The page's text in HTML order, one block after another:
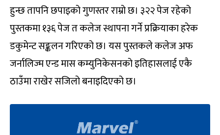
हुन्छ तापनि छपाइको गुणस्तर राम्रो छ। ३२२ पेज रहेको
पुस्तकमा १३६ पेज त कलेज स्थापना गर्ने प्रक्रियाका हरेक
डकुमेन्ट सङ्कलन गरिएको छ। यस पुस्तकले कलेज अफ
जर्नालिज्म एन्ड मास कम्युनिकेसनको इतिहासलाई एकै
ठाउँमा राखेर सजिलो बनाइदिएको छ।